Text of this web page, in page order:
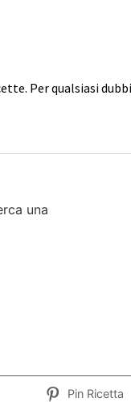
Per qualsiasi
una
Pin Ricetta